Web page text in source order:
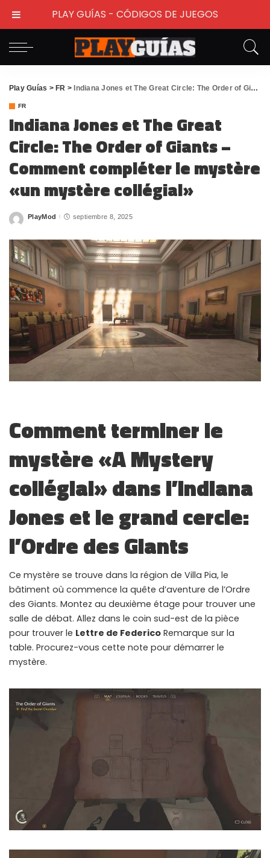
WHY JOIN THE CHANNEL?
ALL PERKS — ZERO NOISE • 100% FREE
▲COLLAPSE
No subscription, no credit card required — ever
Get exclusive codes and strategies before anyone else
Temporary download keys — grab them fast, they expire
Global contests to win full Steam games & gift cards
Zero Ads • Zero Spam
No promotions, no junk — just pure gaming content
Instant Telegram Delivery
Play Guías > FR > Indiana Jones et The Great Circle: The Order of Giants – Comment compléter le mystère «un mystère collégial»
FR
Indiana Jones et The Great
Circle: The Order of Giants –
Comment compléter le mystère
«un mystère collégial»
Posted
PlayMod septiembre 8, 2025
Comment terminer le
mystère «A Mystery
collégial» dans l’Indiana
Jones et le grand cercle:
l’Ordre des Giants
Ce mystère se trouve dans la région de Villa Pia, le
bâtiment où commence la quête d’aventure de l’Ordre
des Giants. Montez au deuxième étage pour trouver une
salle de débat. Allez dans le coin sud-est de la pièce
pour trouver le Lettre de Federico Remarque sur la
table. Procurez-vous cette note pour démarrer le
mystère.
PLAY GUÍAS - CÓDIGOS DE JUEGOS